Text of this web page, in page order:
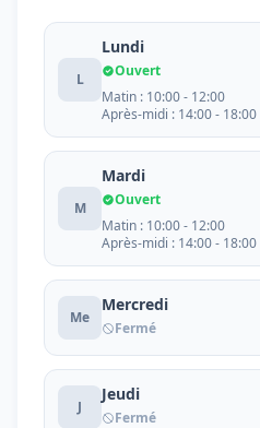
L
Lundi
Ouvert
Matin : 10:00 - 12:00
Après-midi : 14:00 - 18:00
M
Mardi
Ouvert
Matin : 10:00 - 12:00
Après-midi : 14:00 - 18:00
Me
Mercredi
Fermé
J
Jeudi
Fermé